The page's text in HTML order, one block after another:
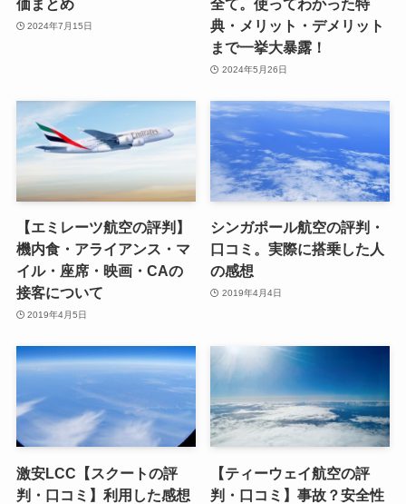
価まとめ
2024年7月15日
全て。使ってわかった特
典・メリット・デメリット
まで一挙大暴露！
2024年5月26日
【エミレーツ航空の評判】
機内食・アライアンス・マ
イル・座席・映画・CAの
接客について
2019年4月5日
シンガポール航空の評判・
口コミ。実際に搭乗した人
の感想
2019年4月4日
激安LCC【スクートの評
判・口コミ】利用した感想
【ティーウェイ航空の評
判・口コミ】事故？安全性